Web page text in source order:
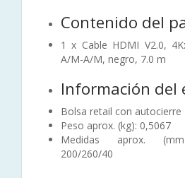
Contenido del
1 x Cable HDMI V2.0,
A/M-A/M, negro, 7.0 m
Información del
Bolsa retail con autocierre
Peso aprox. (kg): 0,5067
Medidas aprox.
200/260/40